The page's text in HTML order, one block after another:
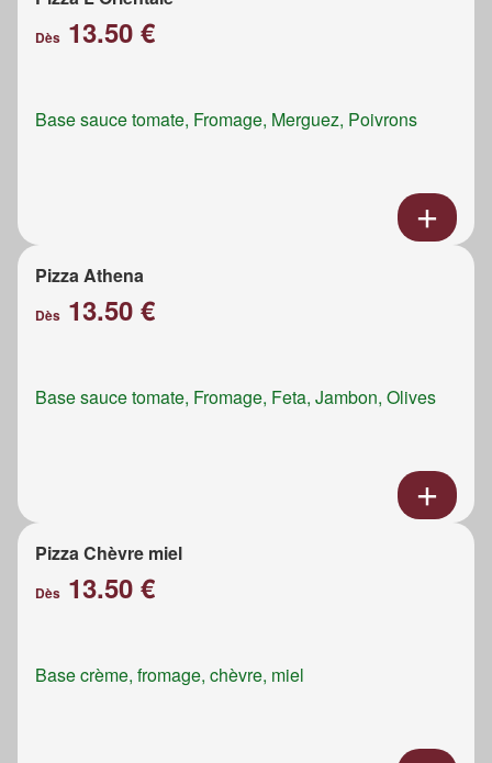
Dès 13.50 €
Base sauce tomate, Fromage, Merguez, Poivrons
Pizza Athena
Dès 13.50 €
Base sauce tomate, Fromage, Feta, Jambon, Olives
Pizza Chèvre miel
Dès 13.50 €
Base crème, fromage, chèvre, miel